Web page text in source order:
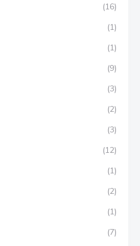
(16)
(1)
(1)
(9)
(3)
(2)
(3)
(12)
(1)
(2)
(1)
(7)